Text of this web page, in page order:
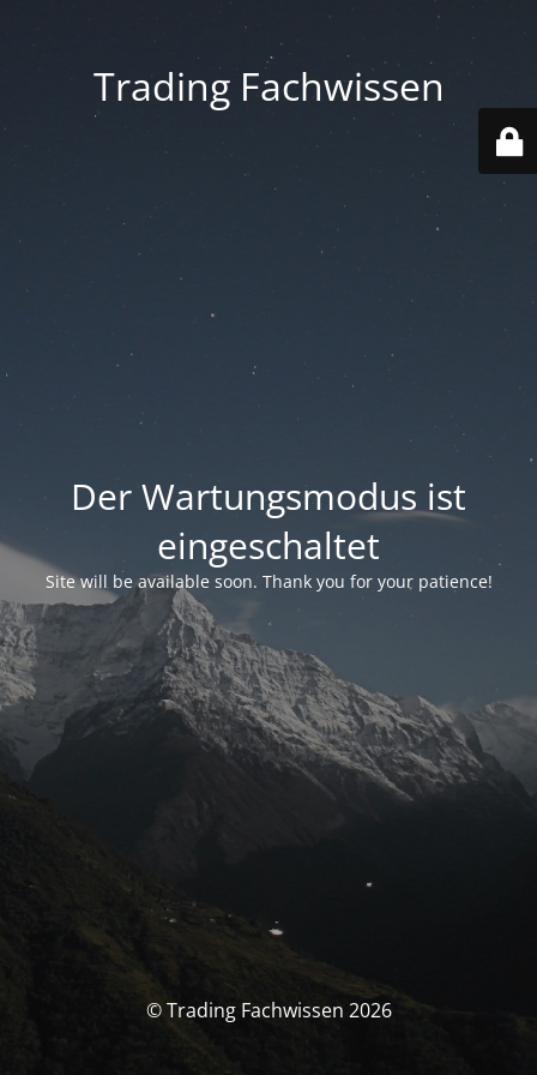
Trading Fachwissen
Der Wartungsmodus ist
eingeschaltet
Site will be available soon. Thank you for your patience!
© Trading Fachwissen 2026